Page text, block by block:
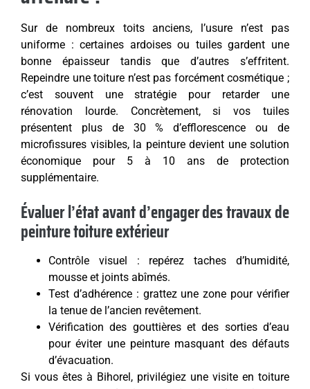
Sur de nombreux toits anciens, l’usure n’est pas
uniforme : certaines ardoises ou tuiles gardent une
bonne épaisseur tandis que d’autres s’effritent.
Repeindre une toiture n’est pas forcé­ment cosmétique ;
c’est souvent une stratégie pour retarder une
rénovation lourde. Concrètement, si vos tuiles
présentent plus de 30 % d’efflorescence ou de
microfissures visibles, la peinture devient une solution
économique pour 5 à 10 ans de protection
supplémentaire.
Évaluer l’état avant d’engager des travaux de
peinture toiture extérieur
Contrôle visuel : repérez taches d’humidité,
mousse et joints abîmés.
Test d’adhérence : grattez une zone pour vérifier
la tenue de l’ancien revêtement.
Vérification des gouttières et des sorties d’eau
pour éviter une peinture masquant des défauts
d’évacuation.
Si vous êtes à Bihorel, privilégiez une visite en toiture